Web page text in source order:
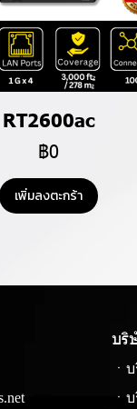
RT2600ac
฿0
เพิ่มลงตะกร้า
บริ
ㆍ
ㆍ